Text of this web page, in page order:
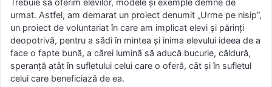
Trebuie să oferim elevilor, modele și exemple demne de
urmat. Astfel, am demarat un proiect denumit „Urme pe nisip”,
un proiect de voluntariat în care am implicat elevi și părinți
deopotrivă, pentru a sădi în mintea și inima elevului ideea de a
face o fapte bună, a cărei lumină să aducă bucurie, căldură,
speranță atât în sufletului celui care o oferă, cât și în sufletul
celui care beneficiază de ea.